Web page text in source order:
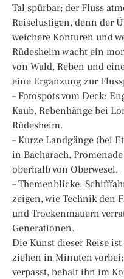
Tal spürbar; der Fluss
Reiselustigen, denn der
weichere Konturen und
Rüdesheim wacht ein
von Wald, Reben und
eine Ergänzung zur
– Fotospots vom Deck:
Kaub, Rebenhänge bei
Rüdesheim.
– Kurze Landgänge (bei
in Bacharach,
oberhalb von Oberwesel.
– Themenblicke:
zeigen, wie Technik den
und Trockenmauern
Generationen.
Die Kunst dieser Reise
ziehen in Minuten
verpasst, behält ihn im